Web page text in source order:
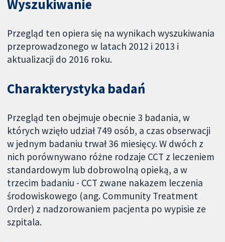
Wyszukiwanie
Przegląd ten opiera się na wynikach wyszukiwania
przeprowadzonego w latach 2012 i 2013 i
aktualizacji do 2016 roku.
Charakterystyka badań
Przegląd ten obejmuje obecnie 3 badania, w
których wzięło udział 749 osób, a czas obserwacji
w jednym badaniu trwał 36 miesięcy. W dwóch z
nich porównywano różne rodzaje CCT z leczeniem
standardowym lub dobrowolną opieką, a w
trzecim badaniu - CCT zwane nakazem leczenia
środowiskowego (ang. Community Treatment
Order) z nadzorowaniem pacjenta po wypisie ze
szpitala.